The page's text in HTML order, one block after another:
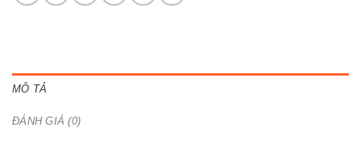
MÔ TẢ
ĐÁNH GIÁ (0)